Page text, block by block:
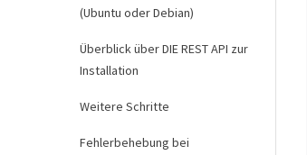
(Ubuntu oder Debian)
Überblick über DIE REST API zur
Installation
Weitere Schritte
Fehlerbehebung bei